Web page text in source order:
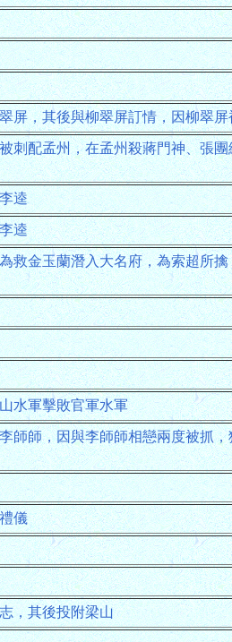
屏，其後與柳翠屏訂情，因柳翠
刺配孟州，在孟州殺蔣門神、張
逵
逵
救金玉蘭潛入大名府，為索超所
水軍擊敗官軍水軍
師師，因與李師師相戀兩度被抓
儀
，其後投附梁山